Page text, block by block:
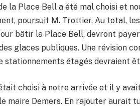
la Place Bell a été mal choisi et
poursuit M. Trottier. Au total,
bâtir la Place Bell, devront
glaces publiques. Une révision
stationnements étagés devraient
choisi à notre arrivée et il y
maire Demers. En rajouter aurait